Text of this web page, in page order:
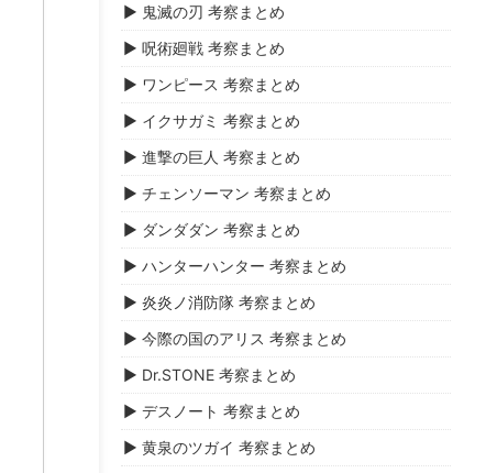
▶ 鬼滅の刃 考察まとめ
▶ 呪術廻戦 考察まとめ
▶ ワンピース 考察まとめ
▶ イクサガミ 考察まとめ
▶ 進撃の巨人 考察まとめ
▶ チェンソーマン 考察まとめ
▶ ダンダダン 考察まとめ
▶ ハンターハンター 考察まとめ
▶ 炎炎ノ消防隊 考察まとめ
▶ 今際の国のアリス 考察まとめ
▶ Dr.STONE 考察まとめ
▶ デスノート 考察まとめ
▶ 黄泉のツガイ 考察まとめ